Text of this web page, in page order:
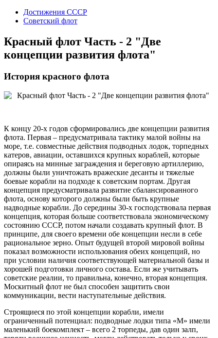
Достижения СССР
Советский флот
Красный флот Часть - 2 "Две
концепции развития флота"
История красного флота
К концу 20-х годов сформировались две концепции развития
флота. Первая – предусматривала тактику малой войны на
море, т.е. совместные действия подводных лодок, торпедных
катеров, авиации, оставшихся крупных кораблей, которые
опираясь на минные заграждения и береговую артиллерию,
должны были уничтожать вражеские десанты и тяжелые
боевые корабли на подходе к советским портам. Другая
концепция предусматривала развитие сбалансированного
флота, основу которого должны были быть крупные
надводные корабли. До середины 30-х господствовала первая
концепция, которая больше соответствовала экономическому
состоянию СССР, потом начали создавать крупный флот. В
принципе, для своего времени обе концепции несли в себе
рациональное зерно. Опыт будущей второй мировой войны
показал возможности использования обеих концепций, но
при условии наличия соответствующей материальной базы и
хорошей подготовки личного состава. Если же учитывать
советские реалии, то правильна, конечно, вторая концепция.
Москитный флот не был способен защитить свои
коммуникации, вести наступательные действия.
Строящиеся по этой концепции корабли, имели
ограниченный потенциал: подводные лодки типа «М» имели
маленький боекомплект – всего 2 торпеды, дав один залп,